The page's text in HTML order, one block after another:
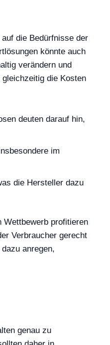
die Bedürfnisse der
könnte auch
verändern und
die Kosten
deuten darauf hin,
im
die Hersteller dazu
Wettbewerb profitieren
Verbraucher gerecht
anregen,
genau zu